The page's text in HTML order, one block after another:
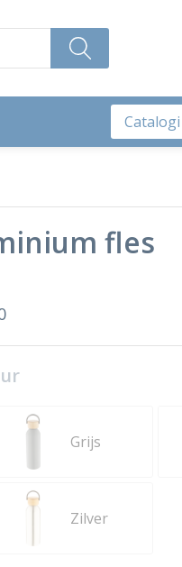
Catalogi
fles
Grijs
Zilver